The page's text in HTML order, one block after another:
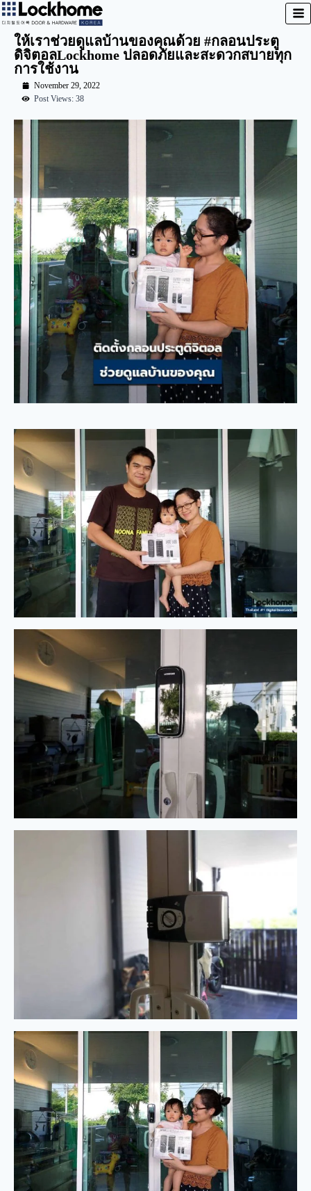
ให้เราช่วยดูแลบ้านของคุณด้วย #กลอนประตู
ดิจิตอลLockhome ปลอดภัยและสะดวกสบายทุก
การใช้งาน
November 29, 2022
Post Views: 38